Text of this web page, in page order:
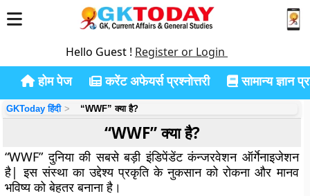
Hello Guest ! Register or Login
होम पेज करेंट अफेयर्स प्रश्नोत्तरी सामान्य ज्ञान
GKToday हिंदी “WWF” क्या है?
“WWF” क्या है?
“WWF” दुनिया की सबसे बड़ी इंडिपेंडेंट कंन्जरवेशन ऑर्गेनाइजेशन
है| इस संस्था का उद्देश्य प्रकृति के नुकसान को रोकना और मानव
भविष्य को बेहतर बनाना है।